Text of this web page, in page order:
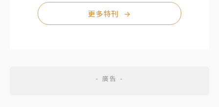
更多特刊 →